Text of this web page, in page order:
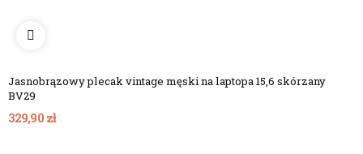
Jasnobrązowy plecak vintage męski na laptopa 15,6 skórzany
BV29
329,90 zł